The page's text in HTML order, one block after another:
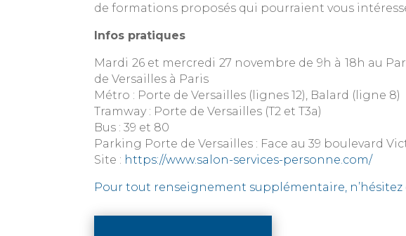
de formations proposés qui pourraient vous
Infos pratiques
Mardi 26 et mercredi 27 novembre de 9h à 18h au
de Versailles à Paris
Métro : Porte de Versailles (lignes 12), Balard (ligne 8)
Tramway : Porte de Versailles (T2 et T3a)
Bus : 39 et 80
Parking Porte de Versailles : Face au 39 boulevard
Site : https://www.salon-services-personne.com/
Pour tout renseignement supplémentaire, n’hésitez